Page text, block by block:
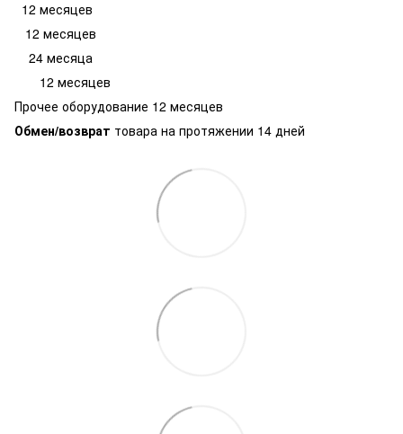
12 месяцев
12 месяцев
24 месяца
12 месяцев
Прочее оборудование 12 месяцев
Обмен/возврат товара на протяжении 14 дней